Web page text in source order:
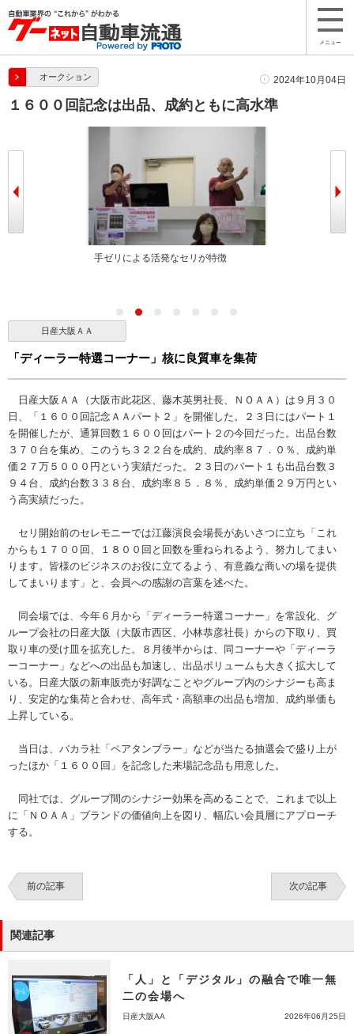
メニュー
オークション 2024年10月04日
１６００回記念は出品、成約ともに高水準
手ゼリによる活発なセリが特徴
日産大阪ＡＡ
「ディーラー特選コーナー」核に良質車を集荷
日産大阪ＡＡ（大阪市此花区、藤木英男社長、ＮＯＡＡ）は９月３０
日、「１６００回記念ＡＡパート２」を開催した。２３日にはパート１
を開催したが、通算回数１６００回はパート２の今回だった。出品台数
３７０台を集め、このうち３２２台を成約、成約率８７．０％、成約単
価２７万５０００円という実績だった。２３日のパート１も出品台数３
９４台、成約台数３３８台、成約率８５．８％、成約単価２９万円とい
う高実績だった。
セリ開始前のセレモニーでは江藤演良会場長があいさつに立ち「これ
からも１７００回、１８００回と回数を重ねられるよう、努力してまい
ります。皆様のビジネスのお役に立てるよう、有意義な商いの場を提供
してまいります」と、会員への感謝の言葉を述べた。
同会場では、今年６月から「ディーラー特選コーナー」を常設化、グ
ループ会社の日産大阪（大阪市西区、小林恭彦社長）からの下取り、買
取り車の受け皿を拡充した。８月後半からは、同コーナーや「ディーラ
ーコーナー」などへの出品も加速し、出品ボリュームも大きく拡大して
いる。日産大阪の新車販売が好調なことやグループ内のシナジーも高ま
り、安定的な集荷と合わせ、高年式・高額車の出品も増加、成約単価も
上昇している。
当日は、バカラ社「ペアタンブラー」などが当たる抽選会で盛り上が
ったほか「１６００回」を記念した来場記念品も用意した。
同社では、グループ間のシナジー効果を高めることで、これまで以上
に「ＮＯＡＡ」ブランドの価値向上を図り、幅広い会員層にアプローチ
する。
前の記事 次の記事
関連記事
「人」と「デジタル」の融合で唯一無
二の会場へ
日産大阪AA 2026年06月25日